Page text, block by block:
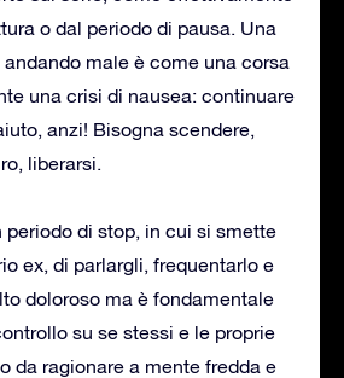
o dal periodo di pausa. Una
male è come una corsa
una crisi di nausea: continuare
anzi! Bisogna scendere,
liberarsi.
periodo di stop, in cui si smette
ex, di parlargli, frequentarlo e
doloroso ma è fondamentale
su se stessi e le proprie
da ragionare a mente fredda e